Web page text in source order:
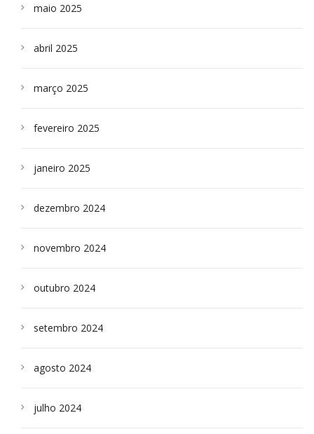
maio 2025
abril 2025
março 2025
fevereiro 2025
janeiro 2025
dezembro 2024
novembro 2024
outubro 2024
setembro 2024
agosto 2024
julho 2024